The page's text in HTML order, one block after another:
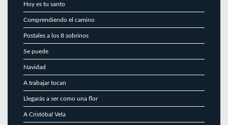
Hoy es tu santo
Comprendiendo el camino
Postales a los 8 sobrinos
Se puede
Navidad
A trabajar tocan
Llegarás a ser como una flor
A Cristóbal Vela